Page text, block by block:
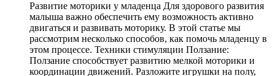
Развитие моторики у младенца Для здорового развития
малыша важно обеспечить ему возможность активно
двигаться и развивать моторику. В этой статье мы
рассмотрим несколько способов, как помочь младенцу в
этом процессе. Техники стимуляции Ползание:
Ползание способствует развитию мелкой моторики и
координации движений. Разложите игрушки на полу,